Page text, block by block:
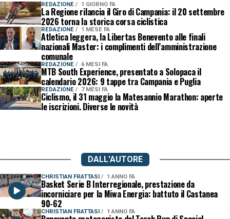
REDAZIONE 1 GIORNO FA
La Regione rilancia il Giro di Campania: il 20 settembre
2026 torna la storica corsa ciclistica
REDAZIONE 1 MESE FA
Atletica leggera, la Libertas Benevento alle finali
nazionali Master: i complimenti dell’amministrazione
comunale
REDAZIONE 6 MESI FA
MTB South Experience, presentato a Solopaca il
calendario 2026: 9 tappe tra Campania e Puglia
REDAZIONE 7 MESI FA
Ciclismo, il 31 maggio la Matesannio Marathon: aperte
le iscrizioni. Diverse le novità
DALL'AUTORE
CHRISTIAN FRATTASI 1 ANNO FA
Basket Serie B Interregionale, prestazione da
incorniciare per la Miwa Energia: battuto il Castanea
90-62
CHRISTIAN FRATTASI 1 ANNO FA